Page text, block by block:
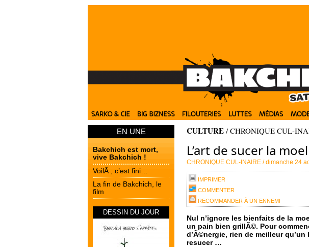
EN UNE
Bakchich est mort,
vive Bakchich !
VoilÃ , c’est fini…
La fin de Bakchich, le
film
DESSIN DU JOUR
CULTURE /CHRONIQUE CUL-
L’art de sucer la
CHRONIQUE CUL-INAIRE /dimanche 24
IMPRIMER
COMMENTER
RECOMMANDER À UN ENNEMI
Nul n’ignore les bienfaits de la
un pain bien grillÃ©. Pour
d’Ã©nergie, rien de meilleur
resucer …